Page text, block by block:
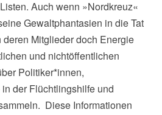
Auch wenn »Nordkreuz«
Gewaltphantasien in die Tat
Mitglieder doch Energie
und nichtöffentlichen
Politiker*innen,
der Flüchtlingshilfe und
Diese Informationen